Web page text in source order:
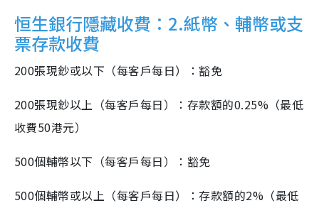
恒生銀行隱藏收費：2.紙幣、輔幣或支
票存款收費
200張現鈔或以下（每客戶每日）：豁免
200張現鈔以上（每客戶每日）：存款額的0.25%（最低
收費50港元）
500個輔幣以下（每客戶每日）：豁免
500個輔幣或以上（每客戶每日）：存款額的2%（最低